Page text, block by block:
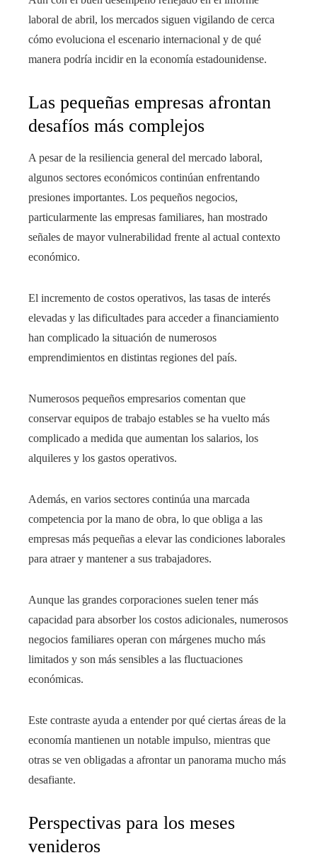
laboral de abril, los mercados siguen vigilando de cerca
cómo evoluciona el escenario internacional y de qué
manera podría incidir en la economía estadounidense.
Las pequeñas empresas afrontan
desafíos más complejos
A pesar de la resiliencia general del mercado laboral,
algunos sectores económicos continúan enfrentando
presiones importantes. Los pequeños negocios,
particularmente las empresas familiares, han mostrado
señales de mayor vulnerabilidad frente al actual contexto
económico.
El incremento de costos operativos, las tasas de interés
elevadas y las dificultades para acceder a financiamiento
han complicado la situación de numerosos
emprendimientos en distintas regiones del país.
Numerosos pequeños empresarios comentan que
conservar equipos de trabajo estables se ha vuelto más
complicado a medida que aumentan los salarios, los
alquileres y los gastos operativos.
Además, en varios sectores continúa una marcada
competencia por la mano de obra, lo que obliga a las
empresas más pequeñas a elevar las condiciones laborales
para atraer y mantener a sus trabajadores.
Aunque las grandes corporaciones suelen tener más
capacidad para absorber los costos adicionales, numerosos
negocios familiares operan con márgenes mucho más
limitados y son más sensibles a las fluctuaciones
económicas.
Este contraste ayuda a entender por qué ciertas áreas de la
economía mantienen un notable impulso, mientras que
otras se ven obligadas a afrontar un panorama mucho más
desafiante.
Perspectivas para los meses
venideros